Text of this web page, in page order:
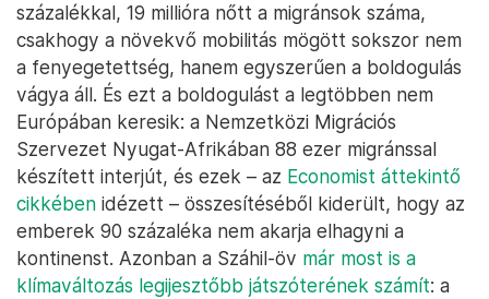
százalékkal, 19 millióra nőtt a migránsok száma,
csakhogy a növekvő mobilitás mögött sokszor nem
a fenyegetettség, hanem egyszerűen a boldogulás
vágya áll. És ezt a boldogulást a legtöbben nem
Európában keresik: a Nemzetközi Migrációs
Szervezet Nyugat-Afrikában 88 ezer migránssal
készített interjút, és ezek – az Economist áttekintő
cikkében idézett – összesítéséből kiderült, hogy az
emberek 90 százaléka nem akarja elhagyni a
kontinenst. Azonban a Száhil-öv már most is a
klímaváltozás legijesztőbb játszóterének számít: a